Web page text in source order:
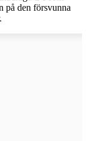
på den försvunna